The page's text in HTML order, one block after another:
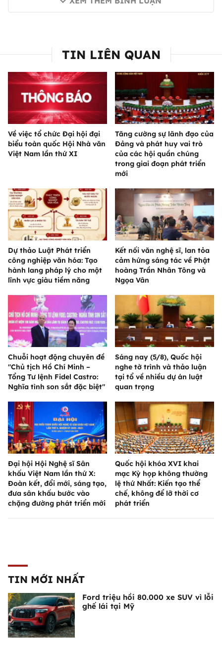
TIN LIÊN QUAN
Về việc tổ chức Đại hội đại
biểu toàn quốc Hội Nhà văn
Việt Nam lần thứ XI
Tăng cường sự lãnh đạo của
Đảng và phát huy vai trò
của các hội quần chúng
trong giai đoạn phát triển
mới
Dự thảo Luật Phát triển
công nghiệp văn hóa: Tạo
hành lang pháp lý cho một
lĩnh vực giàu tiềm năng
Kết nối văn nghệ sĩ, lan tỏa
cảm hứng sáng tác về Phật
hoàng Trần Nhân Tông và
Ngọa Vân
Chuỗi hoạt động chuyên đề
"Chủ tịch Hồ Chí Minh –
Tổng Tư lệnh Fidel Castro:
Nghĩa tình son sắt đặc biệt"
Sáng nay (5/8), Quốc hội
nghe tờ trình và thảo luận
tại tổ về nhiều dự án luật
quan trọng
Đại hội Hội Nghệ sĩ Sân
khấu Việt Nam lần thứ X:
Đoàn kết, đổi mới, sáng tạo,
đưa sân khấu bước vào
chặng đường phát triển mới
Quốc hội khóa XVI khai
mạc Kỳ họp không thường
lệ thứ Nhất: Kiến tạo thể
chế, không để lỡ thời cơ
phát triển
TIN MỚI NHẤT
Ford triệu hồi 80.000 xe SUV vì lỗi
ghế lái tại Mỹ